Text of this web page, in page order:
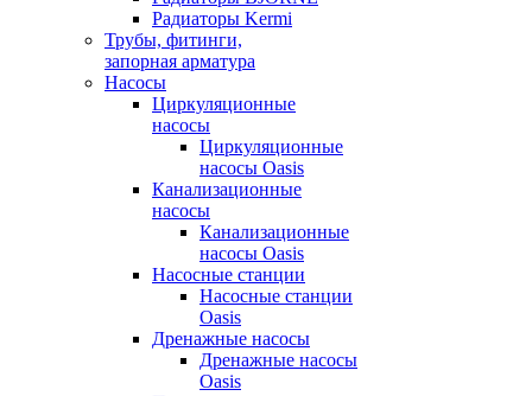
Радиаторы Kermi
Трубы, фитинги,
запорная арматура
Насосы
Циркуляционные
насосы
Циркуляционные
насосы Oasis
Канализационные
насосы
Канализационные
насосы Oasis
Насосные станции
Насосные станции
Oasis
Дренажные насосы
Дренажные насосы
Oasis